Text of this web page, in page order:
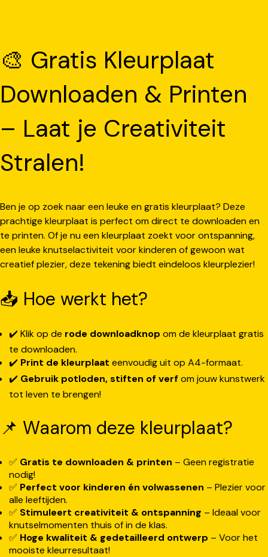
🎨 Gratis Kleurplaat
Downloaden & Printen
– Laat je Creativiteit
Stralen!
Ben je op zoek naar een leuke en gratis kleurplaat? Deze
prachtige kleurplaat is perfect om direct te downloaden en
te printen. Of je nu een kleurplaat zoekt voor ontspanning,
een leuke knutselactiviteit voor kinderen of gewoon wat
creatief plezier, deze tekening biedt eindeloos kleurplezier!
📥 Hoe werkt het?
✔️ Klik op de rode downloadknop om de kleurplaat gratis
te downloaden.
✔️ Print de kleurplaat eenvoudig uit op A4-formaat.
✔️ Gebruik potloden, stiften of verf om jouw kunstwerk
tot leven te brengen!
📌 Waarom deze kleurplaat?
✅ Gratis te downloaden & printen – Geen registratie
nodig!
✅ Perfect voor kinderen én volwassenen – Plezier voor
alle leeftijden.
✅ Stimuleert creativiteit & ontspanning – Ideaal voor
knutselmomenten thuis of in de klas.
✅ Hoge kwaliteit & gedetailleerd ontwerp – Voor het
mooiste kleurresultaat!